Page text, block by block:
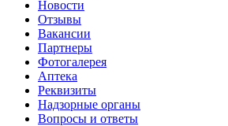
Новости
Отзывы
Вакансии
Партнеры
Фотогалерея
Аптека
Реквизиты
Надзорные органы
Вопросы и ответы